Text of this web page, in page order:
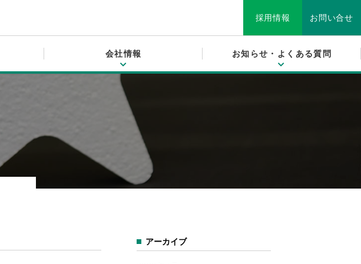
お問い合せ
採用情報
会社情報 お知らせ・よくある質問
選ばれる理由
発泡スチロールについて
リサイクル
断熱材・緩衝材
発泡ポリプロピレン
グループ会社
社長メッセージ
沿革・歴史
よくある質問
アーカイブ